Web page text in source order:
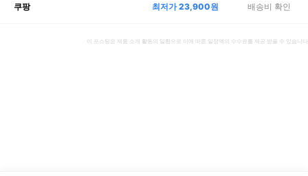
쿠팡 최저가23,900원 배송비 확인
이 포스팅은 제품 소개 활동의 일환으로 이에 따른 일정액의 수수료를 제공 받을 수 있습니다